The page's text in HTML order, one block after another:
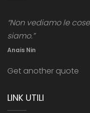
“Non vediamo le
siamo.”
Anais Nin
Get another quote
LINK UTILI